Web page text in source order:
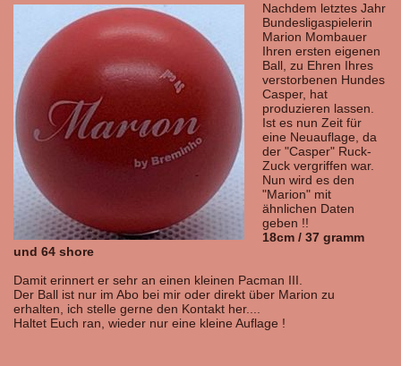
Nachdem letztes Jahr
Bundesligaspielerin
Marion Mombauer
Ihren ersten eigenen
Ball, zu Ehren Ihres
verstorbenen Hundes
Casper, hat
produzieren lassen.
Ist es nun Zeit für
eine Neuauflage, da
der "Casper" Ruck-
Zuck vergriffen war.
Nun wird es den
"Marion" mit
ähnlichen Daten
geben !!
18cm / 37 gramm
und 64 shore
Damit erinnert er sehr an einen kleinen Pacman III.
Der Ball ist nur im Abo bei mir oder direkt über Marion zu
erhalten, ich stelle gerne den Kontakt her....
Haltet Euch ran, wieder nur eine kleine Auflage !